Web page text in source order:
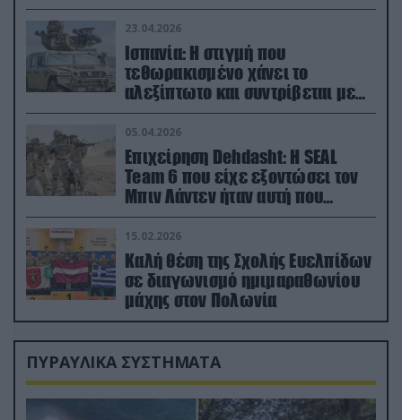
23.04.2026
Ισπανία: Η στιγμή που
τεθωρακισμένο χάνει το
αλεξίπτωτο και συντρίβεται με
ορμή στο έδαφος (βίντεο)
05.04.2026
Επιχείρηση Dehdasht: Η SEAL
Team 6 που είχε εξοντώσει τον
Μπιν Λάντεν ήταν αυτή που
διέσωσε τον πιλότο του F-15
15.02.2026
Καλή θέση της Σχολής Ευελπίδων
σε διαγωνισμό ημιμαραθωνίου
μάχης στον Πολωνία
ΠΥΡΑΥΛΙΚΑ ΣΥΣΤΗΜΑΤΑ